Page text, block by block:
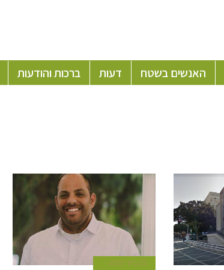
האנשים בשטח דעות ברכות והודעות
25 ביוני 2020